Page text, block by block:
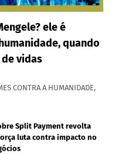
ele é
quando
vidas
CONTRA A HUMANIDADE,
Split Payment revolta
luta contra impacto no